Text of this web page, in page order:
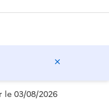
le 03/08/2026